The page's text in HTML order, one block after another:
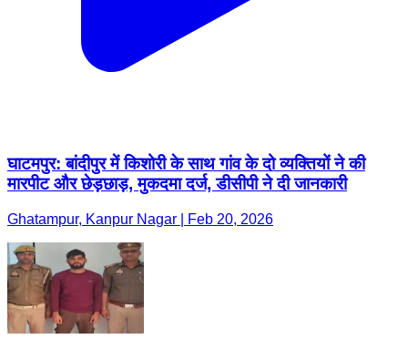
घाटमपुर: बांदीपुर में किशोरी के साथ गांव के दो व्यक्तियों ने की
मारपीट और छेड़छाड़, मुकदमा दर्ज, डीसीपी ने दी जानकारी
Ghatampur, Kanpur Nagar | Feb 20, 2026